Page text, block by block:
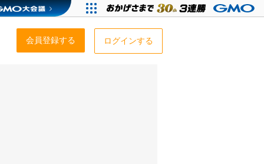
会員登録する ログインする